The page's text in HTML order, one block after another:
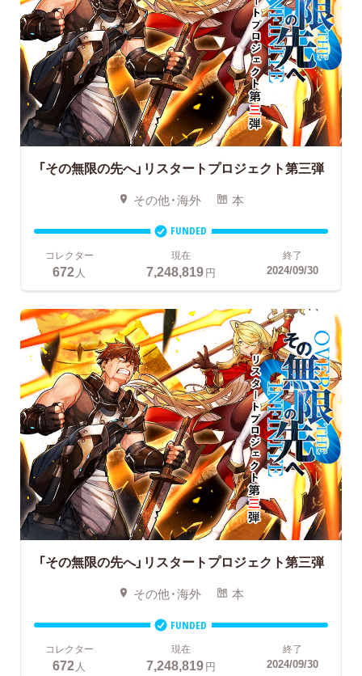
「その無限の先へ」リスタートプロジェクト第三弾
その他・海外 本
FUNDED
コレクター
672人
現在
7,248,819円
終了
2024/09/30
「その無限の先へ」リスタートプロジェクト第三弾
その他・海外 本
FUNDED
コレクター
672人
現在
7,248,819円
終了
2024/09/30